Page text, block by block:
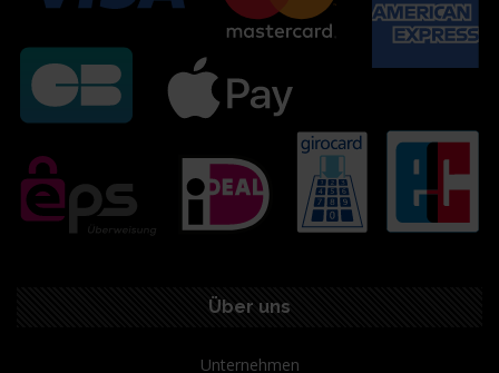
Über uns
Unternehmen